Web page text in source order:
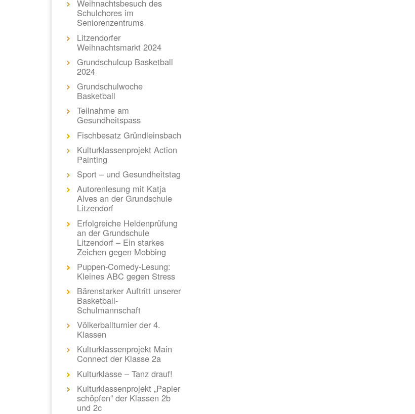
Weihnachtsbesuch des
Schulchores im
Seniorenzentrums
Litzendorfer
Weihnachtsmarkt 2024
Grundschulcup Basketball
2024
Grundschulwoche
Basketball
Teilnahme am
Gesundheitspass
Fischbesatz Gründleinsbach
Kulturklassenprojekt Action
Painting
Sport – und Gesundheitstag
Autorenlesung mit Katja
Alves an der Grundschule
Litzendorf
Erfolgreiche Heldenprüfung
an der Grundschule
Litzendorf – Ein starkes
Zeichen gegen Mobbing
Puppen-Comedy-Lesung:
Kleines ABC gegen Stress
Bärenstarker Auftritt unserer
Basketball-
Schulmannschaft
Völkerballturnier der 4.
Klassen
Kulturklassenprojekt Main
Connect der Klasse 2a
Kulturklasse – Tanz drauf!
Kulturklassenprojekt „Papier
schöpfen“ der Klassen 2b
und 2c